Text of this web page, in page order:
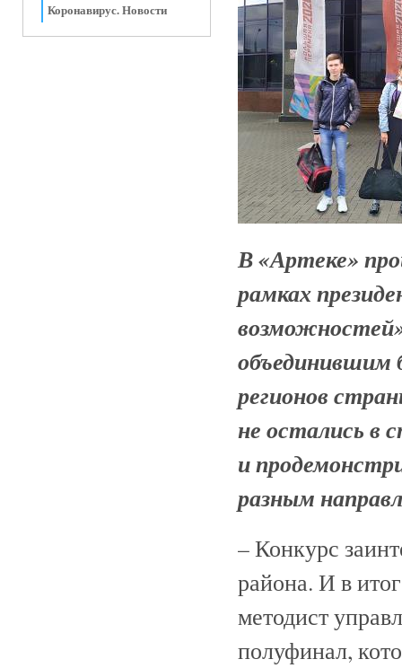
Коронавирус. Новости
В «Артеке»
рамках
объединившим
регионов
не остались в
и
разным
– Конкурс
района. И в
методист
полуфинал,